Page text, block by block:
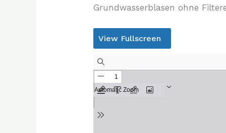
Grundwasserblasen ohne
View Fullscreen